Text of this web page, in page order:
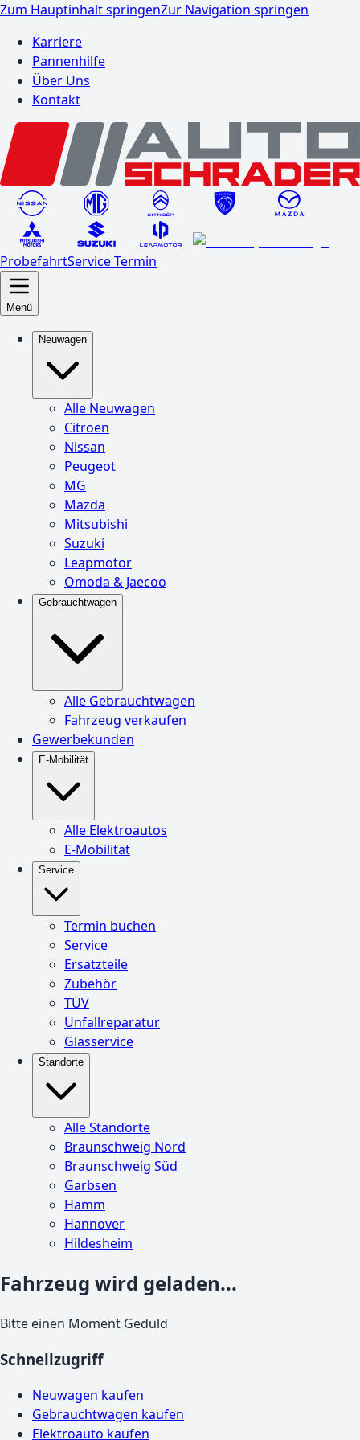
Zum Hauptinhalt springenZur Navigation springen
Karriere
Pannenhilfe
Über Uns
Kontakt
ProbefahrtService Termin
Menü
Neuwagen
Alle Neuwagen
Citroen
Nissan
Peugeot
MG
Mazda
Mitsubishi
Suzuki
Leapmotor
Omoda & Jaecoo
Gebrauchtwagen
Alle Gebrauchtwagen
Fahrzeug verkaufen
Gewerbekunden
E-Mobilität
Alle Elektroautos
E-Mobilität
Service
Termin buchen
Service
Ersatzteile
Zubehör
TÜV
Unfallreparatur
Glasservice
Standorte
Alle Standorte
Braunschweig Nord
Braunschweig Süd
Garbsen
Hamm
Hannover
Hildesheim
Fahrzeug wird geladen...
Bitte einen Moment Geduld
Schnellzugriff
Neuwagen kaufen
Gebrauchtwagen kaufen
Elektroauto kaufen